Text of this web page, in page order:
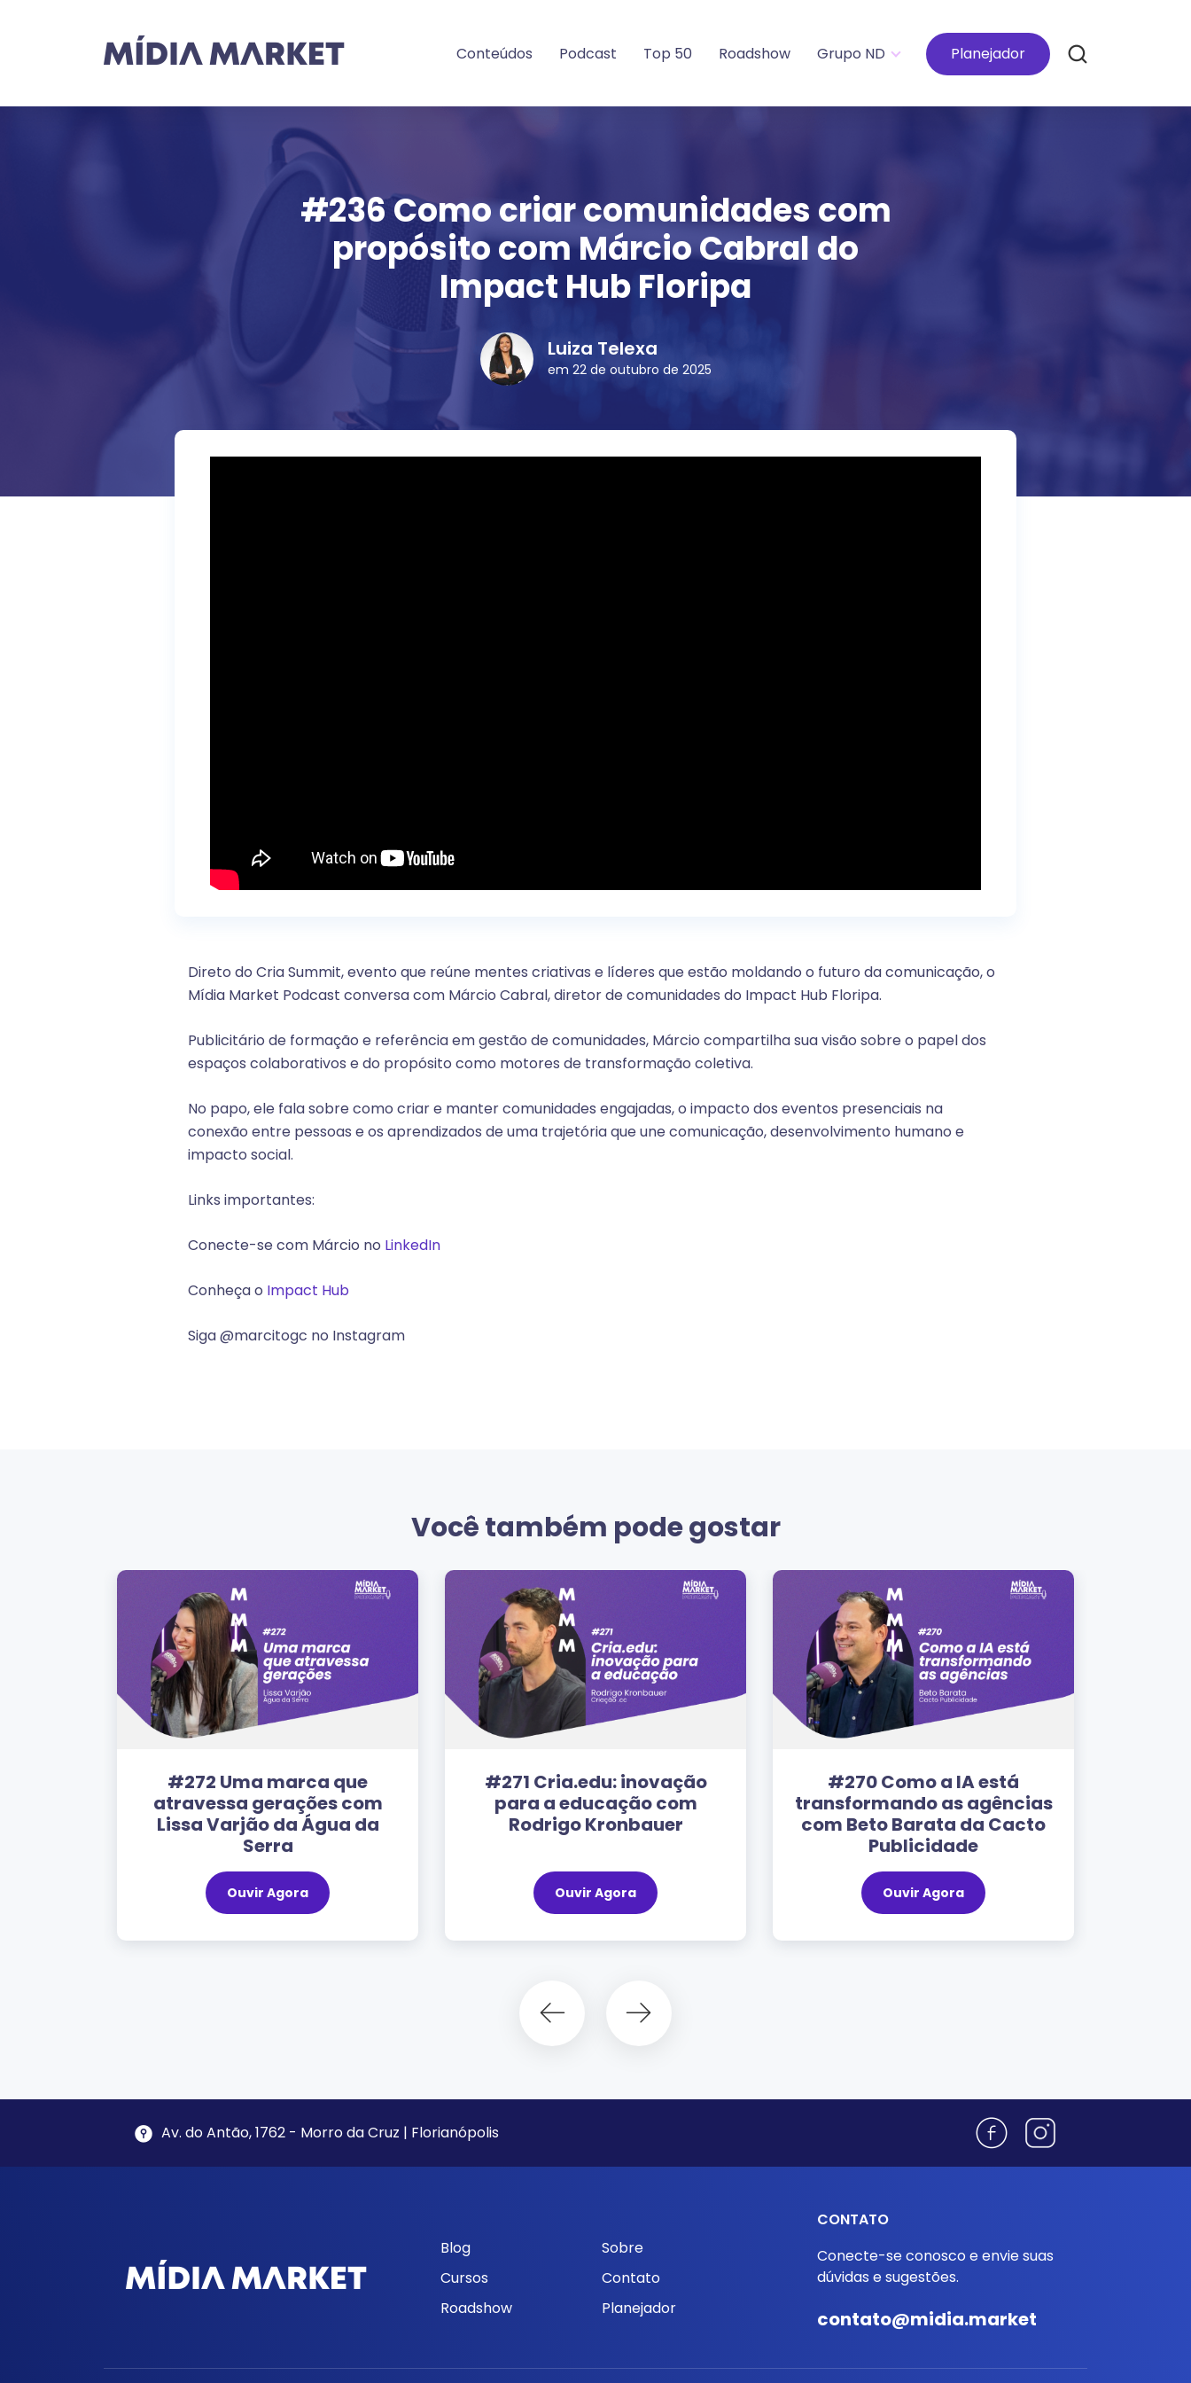
Conteúdos Podcast Top 50 Roadshow Grupo ND Planejador
#236 Como criar comunidades com
propósito com Márcio Cabral do
Impact Hub Floripa
Luiza Telexa
em 22 de outubro de 2025
Direto do Cria Summit, evento que reúne mentes criativas e líderes que estão moldando o futuro da comunicação, o
Mídia Market Podcast conversa com Márcio Cabral, diretor de comunidades do Impact Hub Floripa.
Publicitário de formação e referência em gestão de comunidades, Márcio compartilha sua visão sobre o papel dos
espaços colaborativos e do propósito como motores de transformação coletiva.
No papo, ele fala sobre como criar e manter comunidades engajadas, o impacto dos eventos presenciais na
conexão entre pessoas e os aprendizados de uma trajetória que une comunicação, desenvolvimento humano e
impacto social.
Links importantes:
Conecte-se com Márcio no LinkedIn
Conheça o Impact Hub
Siga @marcitogc no Instagram
Você também pode gostar
#272 Uma marca que
atravessa gerações com
Lissa Varjão da Água da
Serra
Ouvir Agora
#271 Cria.edu: inovação
para a educação com
Rodrigo Kronbauer
Ouvir Agora
#270 Como a IA está
transformando as agências
com Beto Barata da Cacto
Publicidade
Ouvir Agora
Av. do Antão, 1762 - Morro da Cruz | Florianópolis
Blog
Sobre
Cursos
Contato
Roadshow
Planejador
CONTATO
Conecte-se conosco e envie suas
dúvidas e sugestões.
contato@midia.market